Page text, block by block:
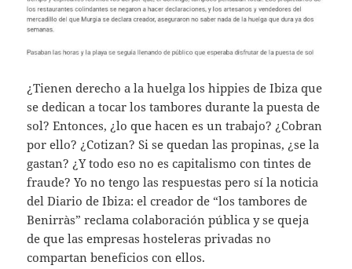
¿Tienen derecho a la huelga los hippies de Ibiza que
se dedican a tocar los tambores durante la puesta de
sol? Entonces, ¿lo que hacen es un trabajo? ¿Cobran
por ello? ¿Cotizan? Si se quedan las propinas, ¿se la
gastan? ¿Y todo eso no es capitalismo con tintes de
fraude? Yo no tengo las respuestas pero sí la noticia
del Diario de Ibiza: el creador de “los tambores de
Benirràs” reclama colaboración pública y se queja
de que las empresas hosteleras privadas no
compartan beneficios con ellos.